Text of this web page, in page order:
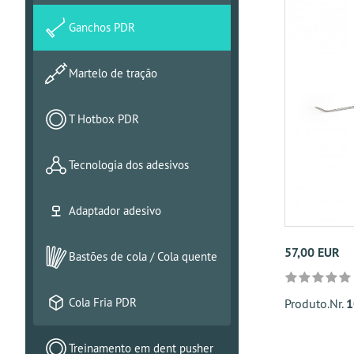
57,00 EUR
Produto.Nr.
Ganchos PDR
Martelo de tração
T Hotbox PDR
Tecnologia dos adesivos
Adaptador adesivo
Bastões de cola / Cola quente
Cola Fria PDR
Treinamento em dent pusher